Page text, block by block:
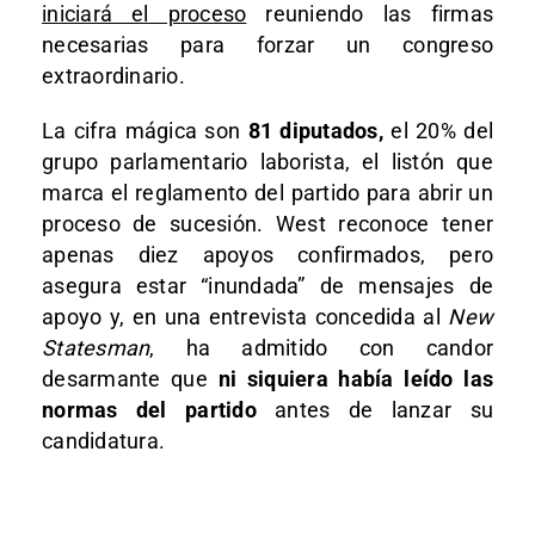
iniciará el proceso reuniendo las firmas
necesarias para forzar un congreso
extraordinario.
La cifra mágica son 81 diputados,el 20% del
grupo parlamentario laborista, el listón que
marca el reglamento del partido para abrir un
proceso de sucesión. West reconoce tener
apenas diez apoyos confirmados, pero
asegura estar “inundada” de mensajes de
apoyo y, en una entrevista concedida al New
Statesman, ha admitido con candor
desarmante que ni siquiera había leído las
normas del partidoantes de lanzar su
candidatura.